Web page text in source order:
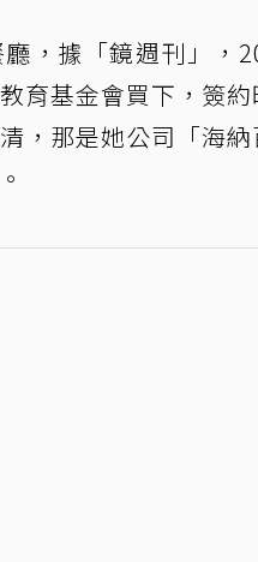
，據「鏡週刊」，
育基金會買下，簽
，那是她公司「海